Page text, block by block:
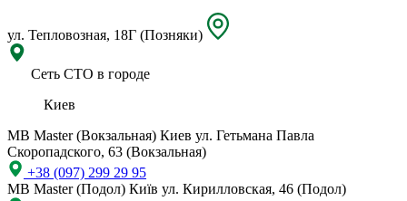
ул. Тепловозная, 18Г (Позняки)
Сеть СТО в городе
Киев
MB Master (Вокзальная) Киев ул. Гетьмана Павла
Скоропадского, 63 (Вокзальная)
+38 (097) 299 29 95
MB Master (Подол) Київ ул. Кирилловская, 46 (Подол)